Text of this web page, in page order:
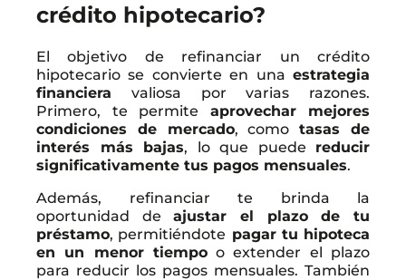
crédito hipotecario?
El objetivo de refinanciar un crédito
hipotecario se convierte en una estrategia
financiera valiosa por varias razones.
Primero, te permite aprovechar mejores
condiciones de mercado, comotasas de
interés más bajas, lo que puede reducir
significativamente tus pagos mensuales.
Además, refinanciar te brinda la
oportunidad deajustar el plazo de tu
préstamo, permitiéndote pagar tu hipoteca
en un menor tiempoo extender el plazo
para reducir los pagos mensuales. También